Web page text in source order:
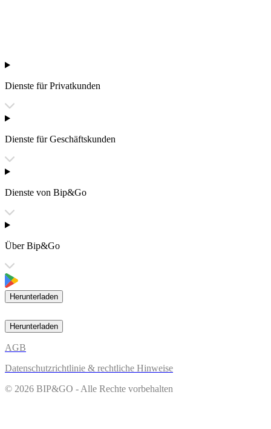
Dienste für Privatkunden
Dienste für Geschäftskunden
Dienste von Bip&Go
Über Bip&Go
Herunterladen
Herunterladen
AGB
Datenschutzrichtlinie & rechtliche Hinweise
© 2026 BIP&GO - Alle Rechte vorbehalten